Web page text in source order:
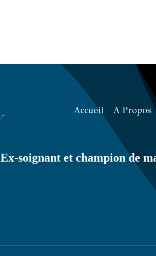
Accueil A Propos
Ex-soignant et champion de